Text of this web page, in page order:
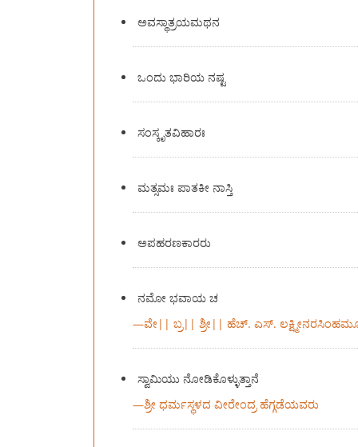
ಅವಸ್ಥಾತ್ರಯಮಥನ
ಒಂದು ಭಾರಿಯ ನಷ್ಟ
ಸಂಸ್ಕೃತವಿಹಾರಃ
ಮತ್ಸಮಃ ಪಾತಕೀ ನಾಸ್ತಿ
ಅಪಹರಣಕಾರರು
ನಮೋ ಭವಾಯ ಚ
—ವೇ|| ಬ್ರ|| ಶ್ರೀ|| ಹೆಚ್. ಎಸ್.
ಸ್ವಾಮಿಯು ನೋಡಿಕೊಳ್ಳುತ್ತಾನೆ
—ಶ್ರೀ ಧರ್ಮಸ್ಥಳದ ವೀರೇಂದ್ರ ಹೆಗ್ಗಡೆಯವರು